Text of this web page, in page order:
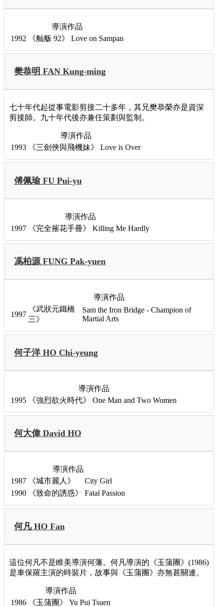
導演作品
1992
《舢舨 92》 Love on Sampan
樊恭明 FAN Kung-ming
七十年代起從事電影剪接二十多年，其兄樊恭榮亦是資深
剪接師。九十年代後亦兼任策劃與監制。
導演作品
1993
《三劍俠與飛機妹》 Love is Over
傅佩瑜 FU Pui-yu
導演作品
1997
《完全摧花手冊》 Killing Me Hardly
馮柏源 FUNG Pak-yuen
導演作品
1997
《武狀元鐵橋
三》
Sam the Iron Bridge - Champion of
Martial Arts
何子洋 HO Chi-yeung
導演作品
1995
《強烈欲火時代》 One Man and Two Women
何大偉 David HO
導演作品
1987
《城市麗人》
City Girl
1990
《致命的誘惑》 Fatal Passion
何凡 HO Fan
這位何凡不是睢美導演何藩。何凡導演的《玉蒲團》(1986)
是車保羅主演的時裝片，故事與《玉蒲團》亦無甚關連。
導演作品
1986
《玉蒲團》 Yu Pui Tsuen